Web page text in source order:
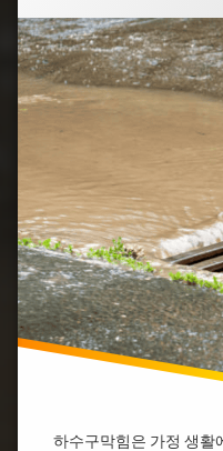
하수구막힘은 가정 생활
힘
서
대
문
세
면
대
하
수
구
막